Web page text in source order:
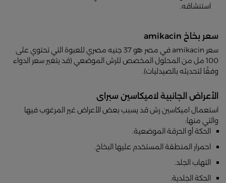
استنشاقه.
سعر بخاخ amikacin
سعر amikacin في مصر هو 37 جنيه مصري للعبوة التي تحتوي على
100 مل من المحلول المخصص للرش الموضعي (قد يتغير سعر الدواء
وفقًا لتحديثه بالصيدليات).
الأعراض الجانبية لاميكاسين سبراى
استعمال اميكاسين رش قد يسبب بعض الأعراض غير المرغوب فيها
والتي منها:
الحكة أو الحرقة الموضعية.
احمرار المنطقة المستخدم عليها البخاخ.
التهاب الجلد.
الحكة الجلدية.